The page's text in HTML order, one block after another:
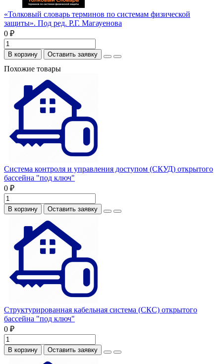
«Толковый словарь терминов по системам физической
защиты». Под ред. Р.Г. Магауенова
0 ₽
В корзину Оставить заявку
Похожие товары
Система контроля и управления доступом (СКУД) открытого
бассейна "под ключ"
0 ₽
В корзину Оставить заявку
Структурированная кабельная система (СКС) открытого
бассейна "под ключ"
0 ₽
В корзину Оставить заявку